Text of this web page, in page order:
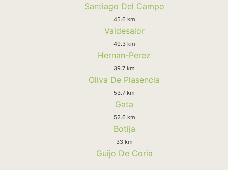
Santiago Del Campo
45.6 km
Valdesalor
49.3 km
Hernan-Perez
39.7 km
Oliva De Plasencia
53.7 km
Gata
52.6 km
Botija
33 km
Guijo De Coria